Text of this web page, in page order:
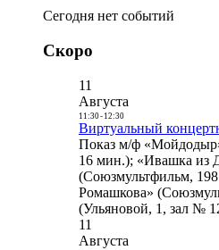
Сегодня нет событий
Скоро
11
Августа
11:30- 12:30
Виртуальный
Показ м/ф
16 мин.); «Ивашка из
(Союзмультфильм,
Ромашкова»
(Ульяновой, 1, зал №
11
Августа